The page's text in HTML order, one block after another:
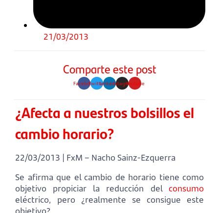
21/03/2013
Comparte este post
FacebookTwitterLinkedinInstagramYoutube
¿Afecta a nuestros bolsillos el
cambio horario?
22/03/2013 | FxM – Nacho Sainz-Ezquerra
Se afirma que el cambio de horario tiene como
objetivo propiciar la reducción del consumo
eléctrico, pero ¿realmente se consigue este